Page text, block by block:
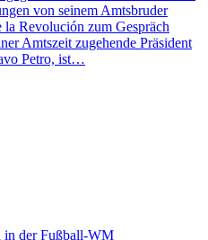
von seinem Amtsbruder
Revolución zum Gespräch
Amtszeit zugehende Präsident
Petro, ist…
in der Fußball-WM